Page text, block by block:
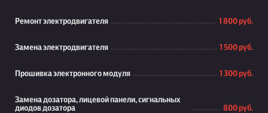
Ремонт электродвигателя 1 800 руб.
Замена электродвигателя 1 500 руб.
Прошивка электронного модуля 1 300 руб.
Замена дозатора, лицевой панели, сигнальных
диодов дозатора
800 руб.